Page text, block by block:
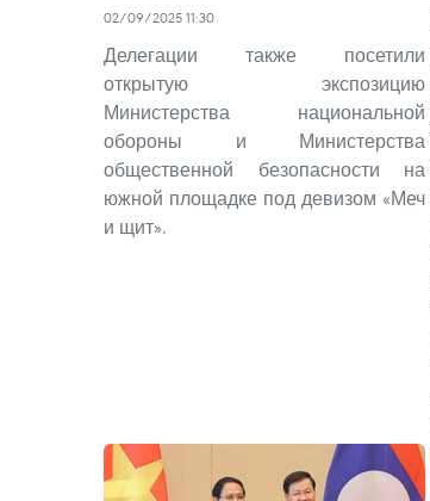
02/09/2025 11:30
Делегации также посетили
открытую экспозицию
Министерства национальной
обороны и Министерства
общественной безопасности на
южной площадке под девизом «Меч
и щит».